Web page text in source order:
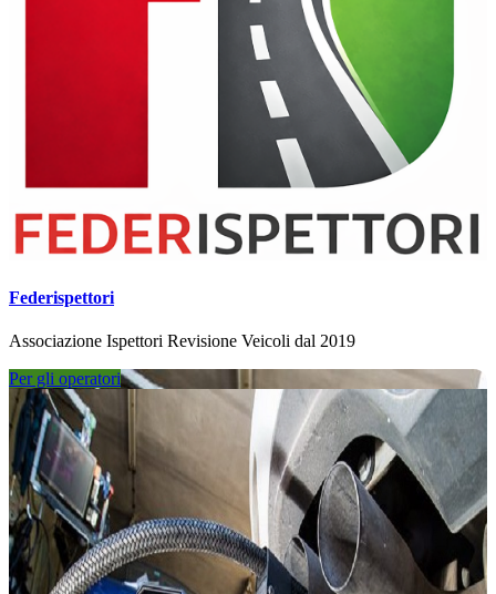
Federispettori
Associazione Ispettori Revisione Veicoli dal 2019
Per gli operatori